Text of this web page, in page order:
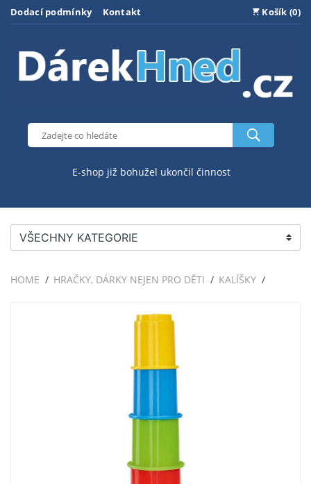
Dodací podmínky Kontakt Košík (0)
E-shop již bohužel ukončil činnost
VŠECHNY KATEGORIE
HOME HRAČKY, DÁRKY NEJEN PRO DĚTI KALÍŠKY